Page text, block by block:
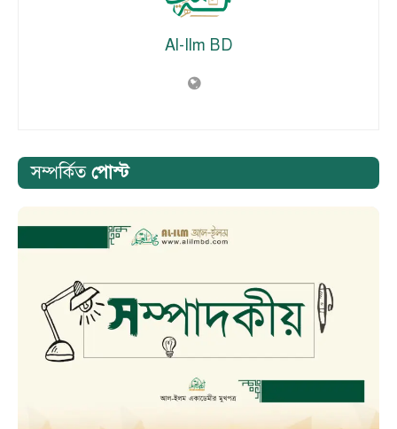
Al-Ilm BD
সম্পর্কিত পোস্ট